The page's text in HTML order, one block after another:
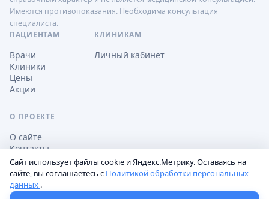
Имеются противопоказания. Необходима консультация
специалиста.
ПАЦИЕНТАМ
Врачи
Клиники
Цены
Акции
КЛИНИКАМ
Личный кабинет
О ПРОЕКТЕ
О сайте
Контакты
Обработка персональных данных
Сайт использует файлы cookie и Яндекс.Метрику. Оставаясь на
сайте, вы соглашаетесь с Политикой обработки персональных
данных .